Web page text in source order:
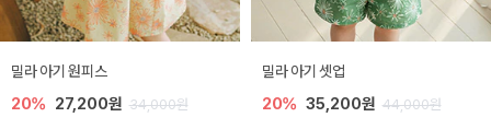
밀라 아기 원피스
20% 27,200원 34,000원
밀라 아기 셋업
20% 35,200원 44,000원